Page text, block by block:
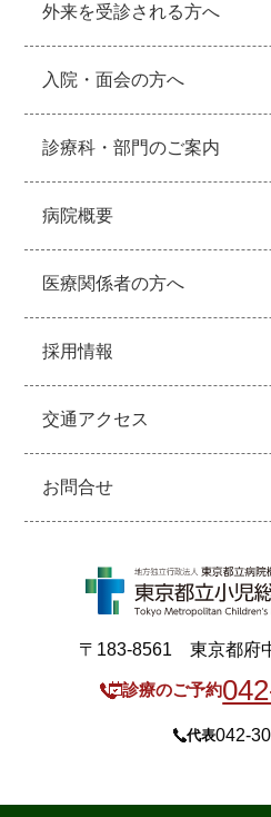
外来を受診される方へ
入院・面会の方へ
診療科・部門のご案内
病院概要
医療関係者の方へ
採用情報
交通アクセス
お問合せ
〒183-8561 東京都府
診療のご予約
代表042-